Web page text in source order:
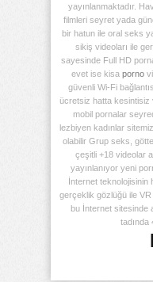
yayınlanmaktadır.
filmleri seyret yada
bir hatun ile oral seks
sikiş videoları ile
sayesinde Full HD
evet ise kisa porno
güvenli Wi-Fi
ücretsiz hatta kesintisiz
mobil pornalar
lezbiyen kadınlar
olabilir Grup seks,
çeşitli +18 videolar
yayınlanıyor yeni
İnternet teknolojisinin
gerçeklik gözlüğü ile VR
bu İnternet sitesinde
tadında